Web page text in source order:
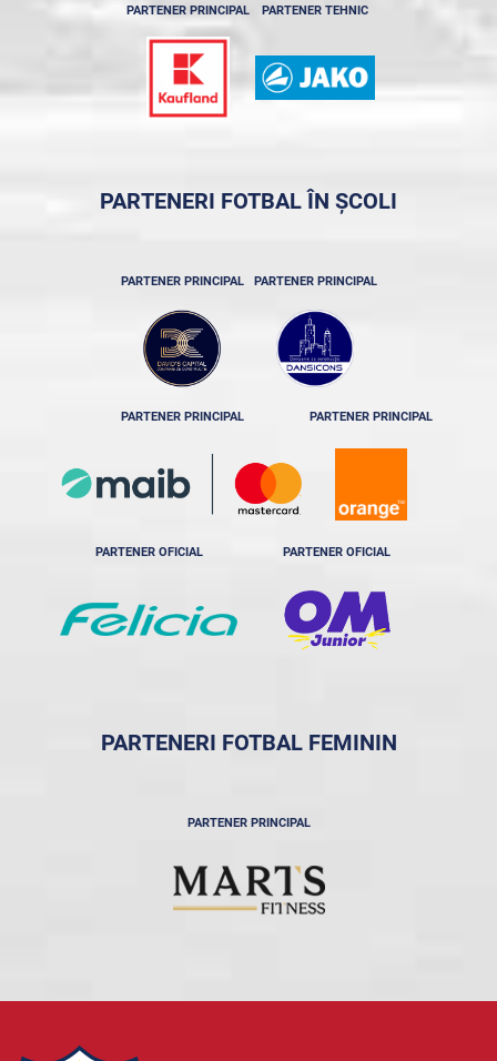
PARTENER PRINCIPAL PARTENER TEHNIC
PARTENERI FOTBAL ÎN ȘCOLI
PARTENER PRINCIPAL PARTENER PRINCIPAL
PARTENER PRINCIPAL PARTENER PRINCIPAL
PARTENER OFICIAL PARTENER OFICIAL
PARTENERI FOTBAL FEMININ
PARTENER PRINCIPAL